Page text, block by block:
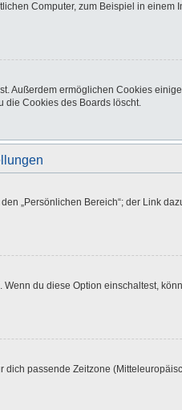
Computer, zum Beispiel in einem
Außerdem ermöglichen Cookies
die Cookies des Boards löscht.
„Persönlichen Bereich“; der Link
du diese Option einschaltest,
passende Zeitzone